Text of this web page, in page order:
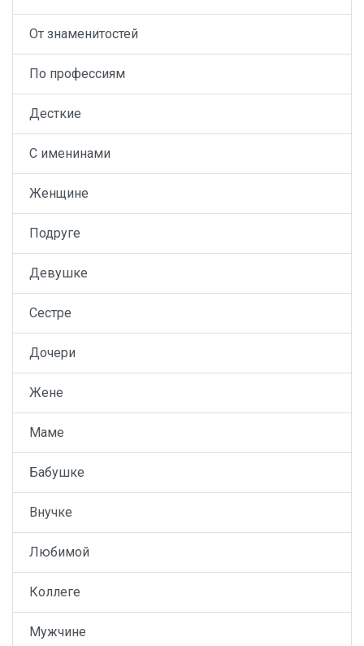
От знаменитостей
По профессиям
Десткие
С именинами
Женщине
Подруге
Девушке
Сестре
Дочери
Жене
Маме
Бабушке
Внучке
Любимой
Коллеге
Мужчине